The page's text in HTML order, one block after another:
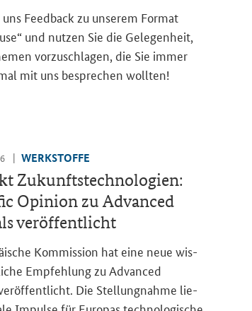
uns Feedback zu un­se­rem For­mat
und nut­zen Sie die Ge­le­gen­heit,
vor­zu­schla­gen, die Sie immer
mit uns be­spre­chen woll­ten!
WERK­STOF­FE
Zu­kunfts­tech­no­lo­gien:
Opinion zuAdvanced
ver­öf­fent­licht
Kom­mis­si­on hat eine neue wis­
Emp­feh­lung zu Advanced
Die Stel­lung­nah­me lie­